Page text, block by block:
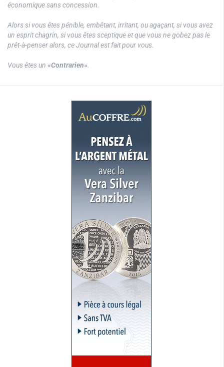
économique sans concession.
Alors si vous êtes pénible, embêtant, irritant, ou agaçant, si vous avez
un esprit chagrin, si vous êtes sceptique et que vous ne gobez pas le
prêt-à-penser alors, ce Journal est fait pour vous.
Vous êtes un «Contrarien».